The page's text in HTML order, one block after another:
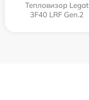
Тепловизор Legat
3F40 LRF Gen.2